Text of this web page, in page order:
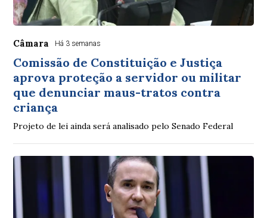
Câmara Há 3 semanas
Comissão de Constituição e Justiça
aprova proteção a servidor ou militar
que denunciar maus-tratos contra
criança
Projeto de lei ainda será analisado pelo Senado Federal